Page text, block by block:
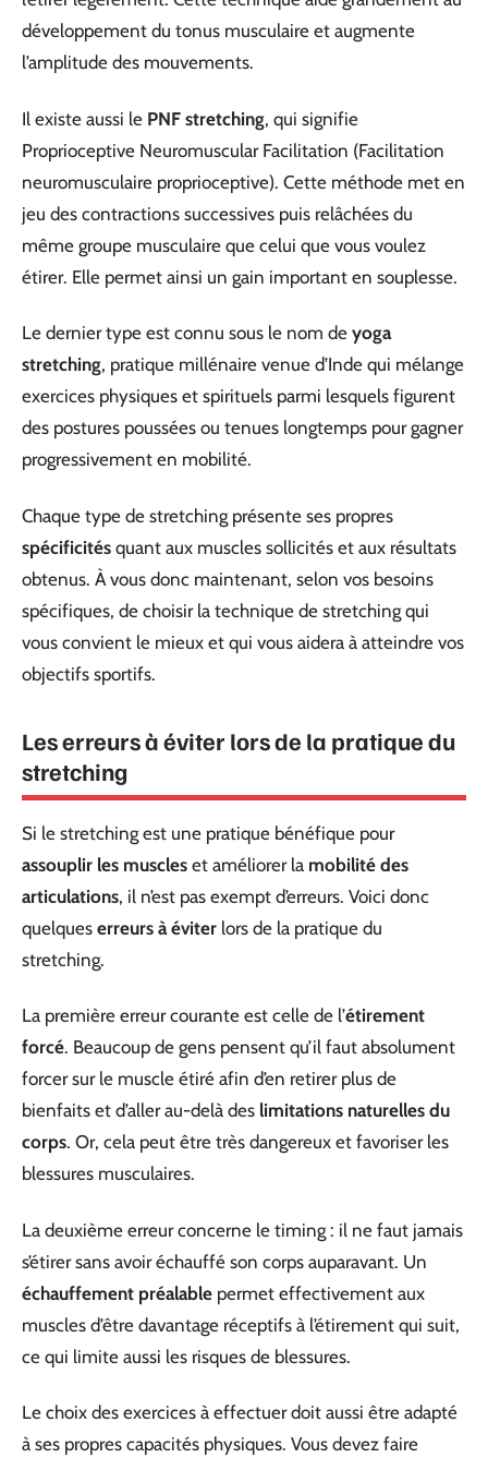
développement du tonus musculaire et augmente
l’amplitude des mouvements.
Il existe aussi le PNF stretching, qui signifie
Proprioceptive Neuromuscular Facilitation (Facilitation
neuromusculaire proprioceptive). Cette méthode met en
jeu des contractions successives puis relâchées du
même groupe musculaire que celui que vous voulez
étirer. Elle permet ainsi un gain important en souplesse.
Le dernier type est connu sous le nom de yoga
stretching, pratique millénaire venue d’Inde qui mélange
exercices physiques et spirituels parmi lesquels figurent
des postures poussées ou tenues longtemps pour gagner
progressivement en mobilité.
Chaque type de stretching présente ses propres
spécificités quant aux muscles sollicités et aux résultats
obtenus. À vous donc maintenant, selon vos besoins
spécifiques, de choisir la technique de stretching qui
vous convient le mieux et qui vous aidera à atteindre vos
objectifs sportifs.
Les erreurs à éviter lors de la pratique du
stretching
Si le stretching est une pratique bénéfique pour
assouplir les muscles et améliorer la mobilité des
articulations, il n’est pas exempt d’erreurs. Voici donc
quelques erreurs à éviter lors de la pratique du
stretching.
La première erreur courante est celle de l’étirement
forcé. Beaucoup de gens pensent qu’il faut absolument
forcer sur le muscle étiré afin d’en retirer plus de
bienfaits et d’aller au-delà des limitations naturelles du
corps. Or, cela peut être très dangereux et favoriser les
blessures musculaires.
La deuxième erreur concerne le timing : il ne faut jamais
s’étirer sans avoir échauffé son corps auparavant. Un
échauffement préalable permet effectivement aux
muscles d’être davantage réceptifs à l’étirement qui suit,
ce qui limite aussi les risques de blessures.
Le choix des exercices à effectuer doit aussi être adapté
à ses propres capacités physiques. Vous devez faire